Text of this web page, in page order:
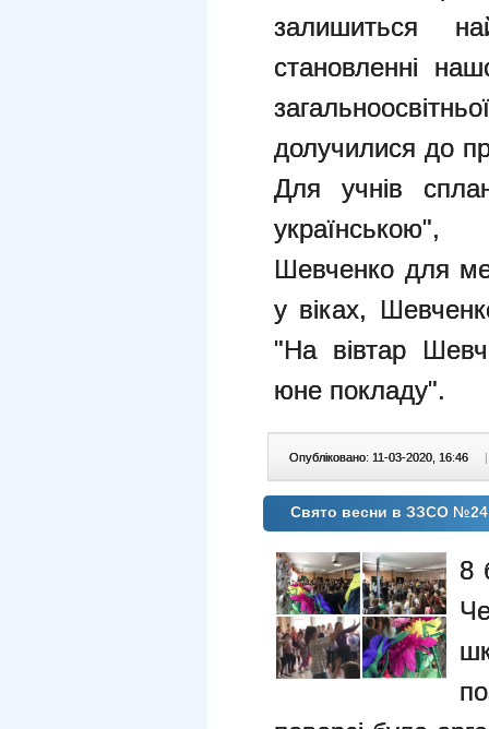
залишиться
становленні
долучилися до
Для учнів
українською",
Шевченко для
у віках,
"На вівтар
юне покладу".
Опубліковано: 11-03-2020, 16:46 |
Свято весни в ЗЗСО №24
8